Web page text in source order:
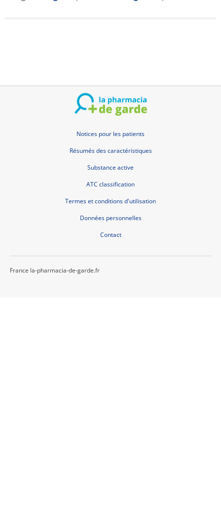
Notices pour les patients
Résumés des caractéristiques
Substance active
ATC classification
Termes et conditions d'utilisation
Données personnelles
Contact
France la-pharmacia-de-garde.fr